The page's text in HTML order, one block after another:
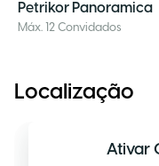
Petrikor Panoramica
Máx. 12 Convidados
Localização
Ativar